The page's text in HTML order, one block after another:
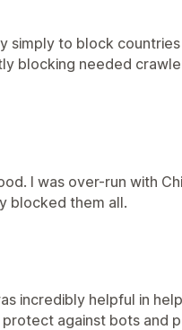
simply to block
blocking needed
I was over-run with
blocked them all.
incredibly helpful in
against bots and